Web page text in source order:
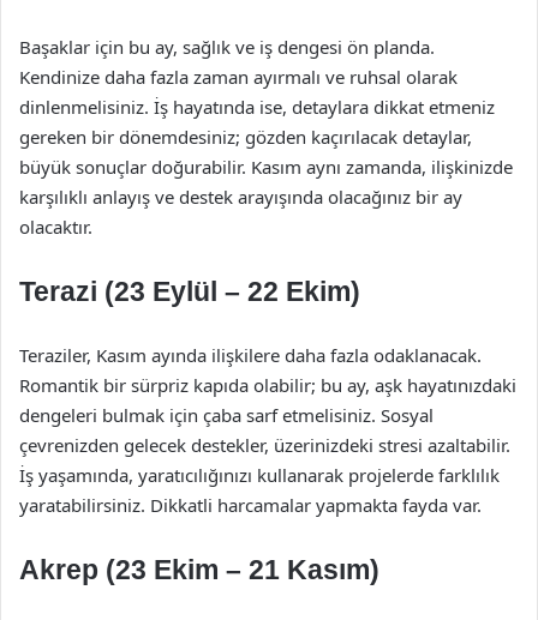
Başaklar için bu ay, sağlık ve iş dengesi ön planda.
Kendinize daha fazla zaman ayırmalı ve ruhsal olarak
dinlenmelisiniz. İş hayatında ise, detaylara dikkat etmeniz
gereken bir dönemdesiniz; gözden kaçırılacak detaylar,
büyük sonuçlar doğurabilir. Kasım aynı zamanda, ilişkinizde
karşılıklı anlayış ve destek arayışında olacağınız bir ay
olacaktır.
Terazi (23 Eylül – 22 Ekim)
Teraziler, Kasım ayında ilişkilere daha fazla odaklanacak.
Romantik bir sürpriz kapıda olabilir; bu ay, aşk hayatınızdaki
dengeleri bulmak için çaba sarf etmelisiniz. Sosyal
çevrenizden gelecek destekler, üzerinizdeki stresi azaltabilir.
İş yaşamında, yaratıcılığınızı kullanarak projelerde farklılık
yaratabilirsiniz. Dikkatli harcamalar yapmakta fayda var.
Akrep (23 Ekim – 21 Kasım)